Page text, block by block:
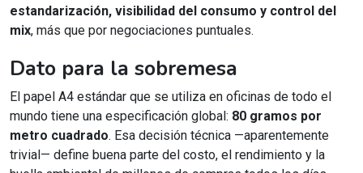
estandarización, visibilidad del consumo y control del
mix, más que por negociaciones puntuales.
Dato para la sobremesa
El papel A4 estándar que se utiliza en oficinas de todo el
mundo tiene una especificación global: 80 gramos por
metro cuadrado. Esa decisión técnica —aparentemente
trivial— define buena parte del costo, el rendimiento y la